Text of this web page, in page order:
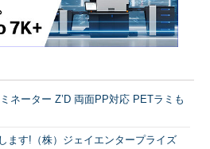
ネーター Z’D 両面PP対応 PETラミも
ます!（株）ジェイエンタープライズ